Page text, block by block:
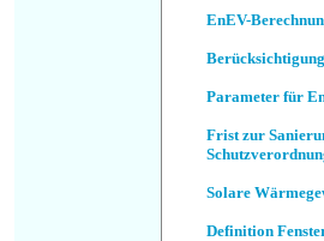
EnEV-
Parameter für
Frist zur
Solare
Definition